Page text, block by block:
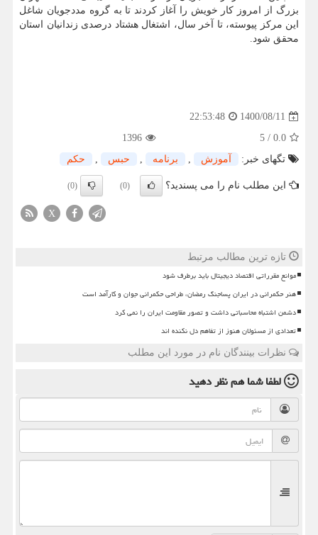
بزرگ از امروز کار خویش را آغاز کردند تا به گروه مددجویان شاغل
این مرکز پیوسته، تا آخر سال، اشتغال هشتاد درصدی زندانیان استان
محقق شود.
1400/08/11
22:53:48
0.0
/
5
1396
تگهای خبر:
آموزش , برنامه , حبس , حكم
این مطلب نام را می پسندید؟ (0)
(0)
X
تازه ترین مطالب مرتبط
موانع مقرراتی اقتصاد دیجیتال باید برطرف شود
هنر حکمرانی در ایران پساجنگ رمضان، طراحی حکمرانی جوان و کارآمد است
دشمن اشتباه محاسباتی داشت و تصور مقاومت ایران را نمی کرد
تعدادی از مسئولان هنوز از تفاهم دل نکنده اند
نظرات بینندگان نام در مورد این مطلب
لطفا شما همنظر دهید